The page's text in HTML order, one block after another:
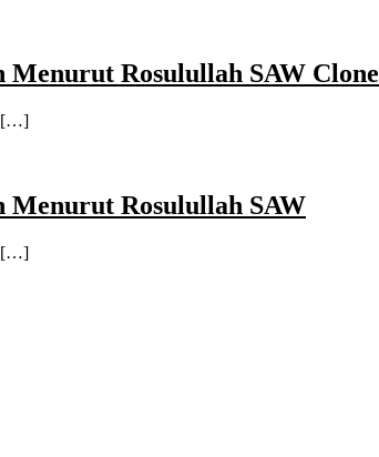
Rosulullah SAW Clone
[…]
Rosulullah SAW
[…]